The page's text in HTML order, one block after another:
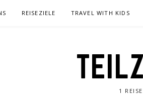
REISEZIELE TRAVEL WITH KIDS
1